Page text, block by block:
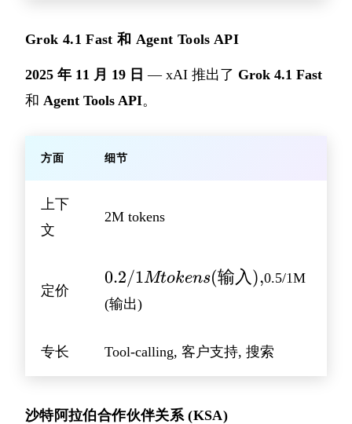
Grok 4.1 Fast 和 Agent Tools API
2025 年 11 月 19 日 — xAI 推出了 Grok 4.1 Fast
和 Agent Tools API。
方面 细节
上下
文
2M tokens
定价
0.2/1M
tokens
(输入),
0.2/1Mtokens(输入),0.5/1M
(输出)
专长 Tool-calling, 客户支持, 搜索
沙特阿拉伯合作伙伴关系 (KSA)